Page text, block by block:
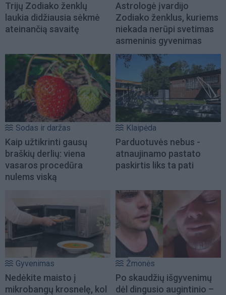
Trijų Zodiako ženklų
laukia didžiausia sėkmė
ateinančią savaitę
Astrologė įvardijo
Zodiako ženklus, kuriems
niekada nerūpi svetimas
asmeninis gyvenimas
Sodas ir daržas
Kaip užtikrinti gausų
braškių derlių: viena
vasaros procedūra
nulems viską
Klaipėda
Parduotuvės nebus -
atnaujinamo pastato
paskirtis liks ta pati
Gyvenimas
Nedėkite maisto į
mikrobangų krosnelę, kol
Žmonės
Po skaudžių išgyvenimų
dėl dingusio augintinio –